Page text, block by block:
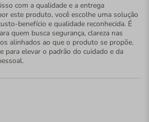
com a qualidade e a entrega
este produto, você escolhe uma solução
benefício e qualidade reconhecida. É
quem busca segurança, clareza nas
alinhados ao que o produto se propõe.
para elevar o padrão do cuidado e da